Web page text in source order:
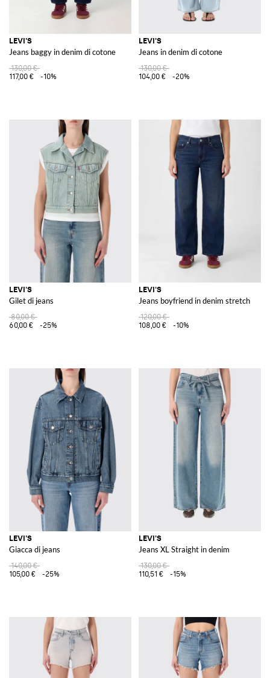
LEVI'S
Jeans baggy in denim di cotone
130,00 €
117,00 €
-10%
LEVI'S
Jeans in denim di cotone
130,00 €
104,00 €
-20%
LEVI'S
Gilet di jeans
80,00 €
60,00 €
-25%
LEVI'S
Jeans boyfriend in denim stretch
120,00 €
108,00 €
-10%
LEVI'S
Giacca di jeans
140,00 €
105,00 €
-25%
LEVI'S
Jeans XL Straight in denim
130,00 €
110,51 €
-15%